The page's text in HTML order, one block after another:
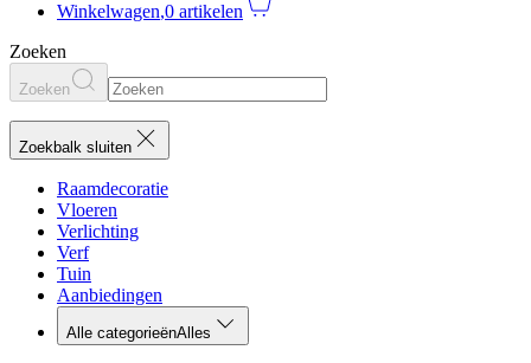
Winkelwagen,0 artikelen
Zoeken
Zoeken
Zoekbalk sluiten
Raamdecoratie
Vloeren
Verlichting
Verf
Tuin
Aanbiedingen
Alle categorieënAlles